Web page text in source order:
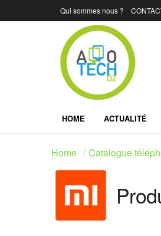
Qui sommes nous ?
HOME ACTUALITÉ
Home Catalogue